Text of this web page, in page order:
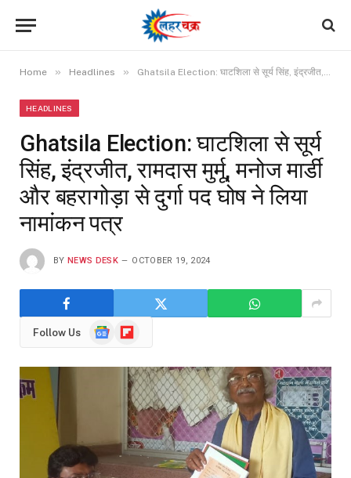
Home » Headlines » Ghatsila Election: घाटशिला से सूर्य सिंह, इंद्रजीत, रामदास मुर्मू, मनोज मार्डी और बहरागोड़ा से दुर्गा पद घोष ने लिया नामांकन पत्र
HEADLINES
Ghatsila Election: घाटशिला से सूर्य
सिंह, इंद्रजीत, रामदास मुर्मू, मनोज मार्डी
और बहरागोड़ा से दुर्गा पद घोष ने लिया
नामांकन पत्र
BY NEWS DESK OCTOBER 19, 2024
Follow Us
GoogleFlipboard